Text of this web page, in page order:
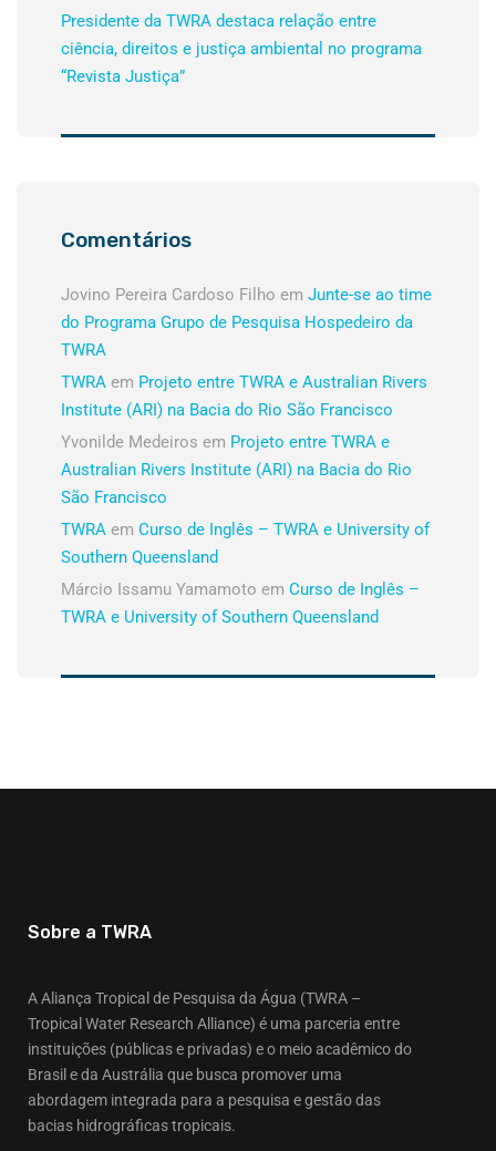
Presidente da TWRA destaca relação entre
ciência, direitos e justiça ambiental no programa
“Revista Justiça”
Comentários
Jovino Pereira Cardoso Filho em Junte-se ao time
do Programa Grupo de Pesquisa Hospedeiro da
TWRA
TWRA em Projeto entre TWRA e Australian Rivers
Institute (ARI) na Bacia do Rio São Francisco
Yvonilde Medeiros em Projeto entre TWRA e
Australian Rivers Institute (ARI) na Bacia do Rio
São Francisco
TWRA em Curso de Inglês – TWRA e University of
Southern Queensland
Márcio Issamu Yamamoto em Curso de Inglês –
TWRA e University of Southern Queensland
Sobre a TWRA
A Aliança Tropical de Pesquisa da Água (TWRA –
Tropical Water Research Alliance) é uma parceria entre
instituições (públicas e privadas) e o meio acadêmico do
Brasil e da Austrália que busca promover uma
abordagem integrada para a pesquisa e gestão das
bacias hidrográficas tropicais.